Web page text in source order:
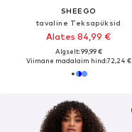
SHEEGO
tavaline Teksapüksid
Alates 84,99 €
Algselt: 99,99 €
Viimane madalaim hind:72,24 €